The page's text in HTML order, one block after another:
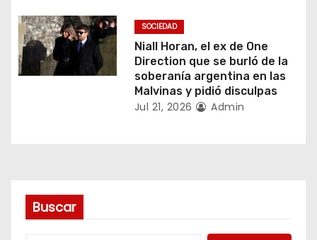
e
n
t
a
s
SOCIEDAD
Niall Horan, el ex de One
Direction que se burló de la
soberanía argentina en las
Malvinas y pidió disculpas
Jul 21, 2026 Admin
Buscar